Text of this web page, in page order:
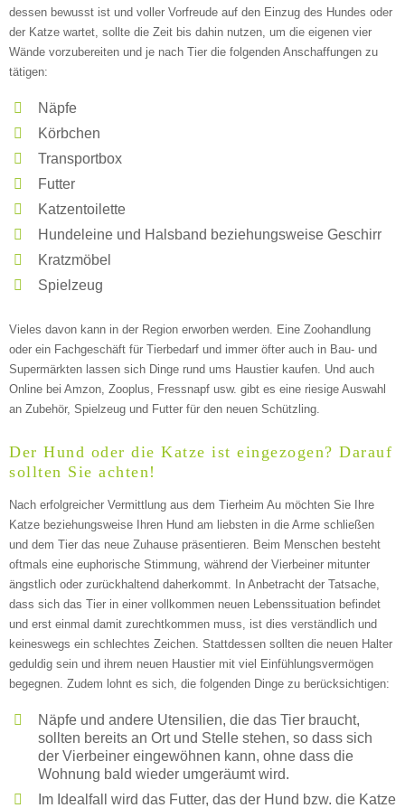
—
Samstag
Mit Absenden der Daten akzeptiere ich die
AGB`s .
ABSENDEN
dessen bewusst ist und voller Vorfreude auf den Einzug des Hundes oder
der Katze wartet, sollte die Zeit bis dahin nutzen, um die eigenen vier
Wände vorzubereiten und je nach Tier die folgenden Anschaffungen zu
tätigen:
Näpfe
Körbchen
Transportbox
Futter
Katzentoilette
Hundeleine und Halsband beziehungsweise Geschirr
Kratzmöbel
Spielzeug
Vieles davon kann in der Region erworben werden. Eine Zoohandlung
oder ein Fachgeschäft für Tierbedarf und immer öfter auch in Bau- und
Supermärkten lassen sich Dinge rund ums Haustier kaufen. Und auch
Online bei Amzon, Zooplus, Fressnapf usw. gibt es eine riesige Auswahl
an Zubehör, Spielzeug und Futter für den neuen Schützling.
Der Hund oder die Katze ist eingezogen? Darauf
sollten Sie achten!
Nach erfolgreicher Vermittlung aus dem Tierheim Au möchten Sie Ihre
Katze beziehungsweise Ihren Hund am liebsten in die Arme schließen
und dem Tier das neue Zuhause präsentieren. Beim Menschen besteht
oftmals eine euphorische Stimmung, während der Vierbeiner mitunter
ängstlich oder zurückhaltend daherkommt. In Anbetracht der Tatsache,
dass sich das Tier in einer vollkommen neuen Lebenssituation befindet
und erst einmal damit zurechtkommen muss, ist dies verständlich und
keineswegs ein schlechtes Zeichen. Stattdessen sollten die neuen Halter
geduldig sein und ihrem neuen Haustier mit viel Einfühlungsvermögen
begegnen. Zudem lohnt es sich, die folgenden Dinge zu berücksichtigen:
Näpfe und andere Utensilien, die das Tier braucht,
sollten bereits an Ort und Stelle stehen, so dass sich
der Vierbeiner eingewöhnen kann, ohne dass die
Wohnung bald wieder umgeräumt wird.
Im Idealfall wird das Futter, das der Hund bzw. die Katze